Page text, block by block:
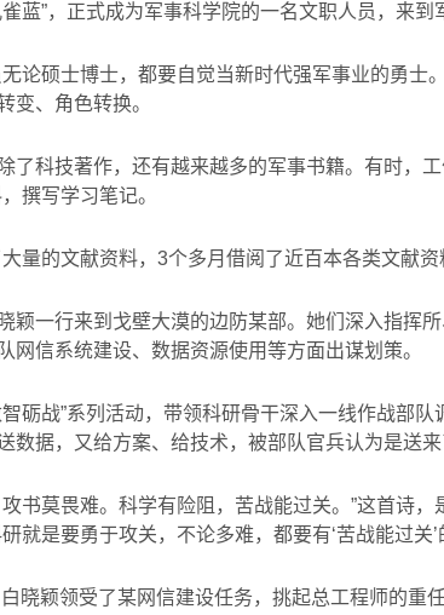
蓝”，正式成为军事科学院的一名文职人员，来到
论硕士博士，都要自觉当新时代强军事业的勇士
变、角色转换。
了科技著作，还有越来越多的军事书籍。有时，
撰写学习笔记。
量的文献资料， 3个多月借阅了近百本各类文献资
颖一行来到戈壁大漠的边防某部。她们深入指挥
网信系统建设、数据资源使用等方面出谋划策。
砺战”系列活动，带领科研骨干深入一线作战部
数据，又给方案、给技术，被部队官兵认为是送来
书莫畏难。科学有险阻，苦战能过关。”这首诗
就是要勇于攻关，不论多难，都要有‘苦战能过关’
晓颖领受了某网信建设任务，挑起总工程师的重